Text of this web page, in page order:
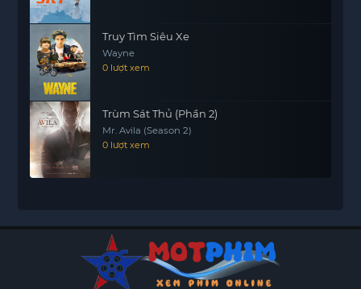
Truy Tìm Siêu Xe
Wayne
0 lượt xem
Trùm Sát Thủ (Phần 2)
Mr. Avila (Season 2)
0 lượt xem